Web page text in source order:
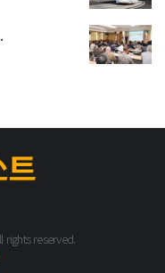
rights reserved.